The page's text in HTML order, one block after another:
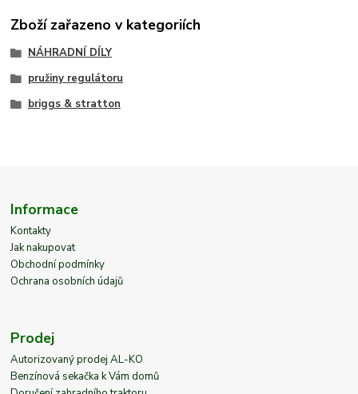
Zboží zařazeno v kategoriích
NÁHRADNÍ DÍLY
pružiny regulátoru
briggs & stratton
Informace
Kontakty
Jak nakupovat
Obchodní podmínky
Ochrana osobních údajů
Prodej
Autorizovaný prodej AL-KO
Benzínová sekačka k Vám domů